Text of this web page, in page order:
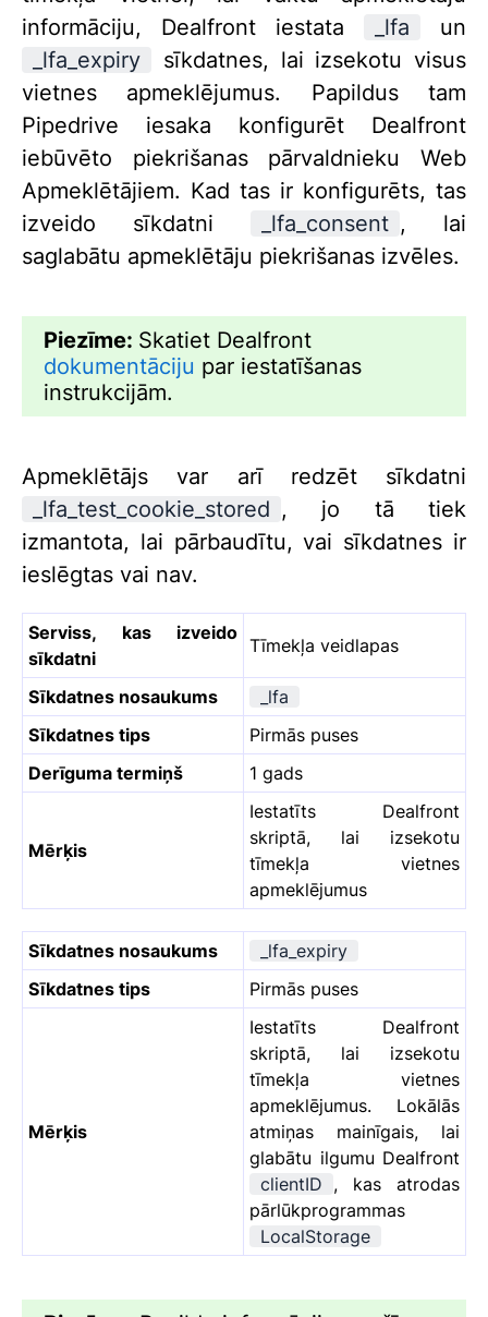
informāciju, Dealfront iestata
_lfa
un
_lfa_expiry
sīkdatnes, lai izsekotu visus
vietnes apmeklējumus. Papildus tam
Pipedrive iesaka konfigurēt Dealfront
iebūvēto piekrišanas pārvaldnieku Web
Apmeklētājiem. Kad tas ir konfigurēts, tas
izveido sīkdatni
_lfa_consent , lai
saglabātu apmeklētāju piekrišanas izvēles.
Piezīme: Skatiet Dealfront
dokumentāciju par iestatīšanas
instrukcijām.
Apmeklētājs var arī redzēt sīkdatni
_lfa_test_cookie_stored , jo tā tiek
izmantota, lai pārbaudītu, vai sīkdatnes ir
ieslēgtas vai nav.
Serviss, kas izveido
sīkdatni
Tīmekļa veidlapas
Sīkdatnes nosaukums
_lfa
Sīkdatnes tips
Pirmās puses
Derīguma termiņš
1 gads
Mērķis
Iestatīts Dealfront
skriptā, lai izsekotu
tīmekļa vietnes
apmeklējumus
Sīkdatnes nosaukums
_lfa_expiry
Sīkdatnes tips
Pirmās puses
Mērķis
Iestatīts Dealfront
skriptā, lai izsekotu
tīmekļa vietnes
apmeklējumus. Lokālās
atmiņas mainīgais, lai
glabātu ilgumu Dealfront
clientID , kas atrodas
pārlūkprogrammas
LocalStorage